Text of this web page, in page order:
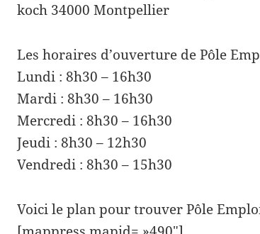
koch 34000 Montpellier
Les horaires d’ouverture de Pôle
Lundi : 8h30 – 16h30
Mardi : 8h30 – 16h30
Mercredi : 8h30 – 16h30
Jeudi : 8h30 – 12h30
Vendredi : 8h30 – 15h30
Voici le plan pour trouver Pôle